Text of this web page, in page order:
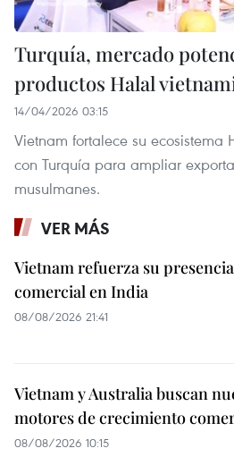
Turquía, mercado
productos Halal
14/04/2026 03:15
Vietnam fortalece su ecosistema
con Turquía para ampliar
musulmanes.
VER MÁS
Vietnam refuerza su presencia
comercial en India
08/08/2026 21:41
Vietnam y Australia buscan
motores de crecimiento
08/08/2026 10:15